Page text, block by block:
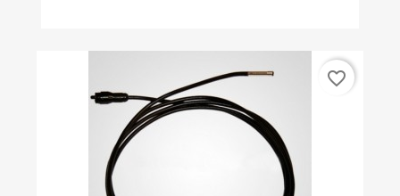
favorite_border